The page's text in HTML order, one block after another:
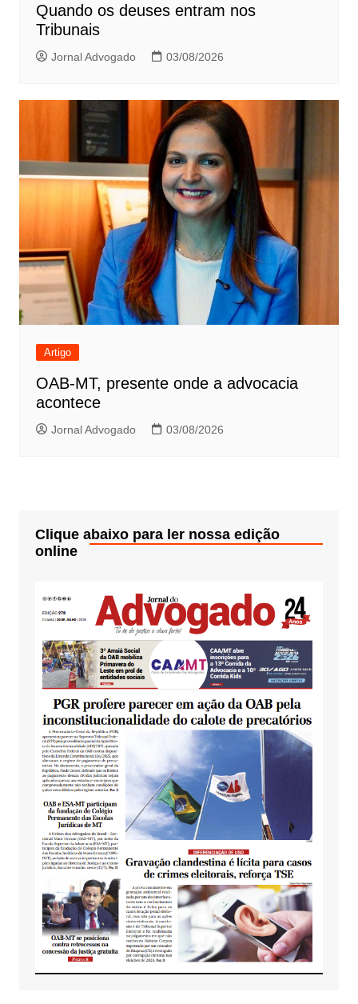
Quando os deuses entram nos
Tribunais
Jornal Advogado 03/08/2026
Artigo
OAB-MT, presente onde a advocacia
acontece
Jornal Advogado 03/08/2026
Clique abaixo para ler nossa edição
online